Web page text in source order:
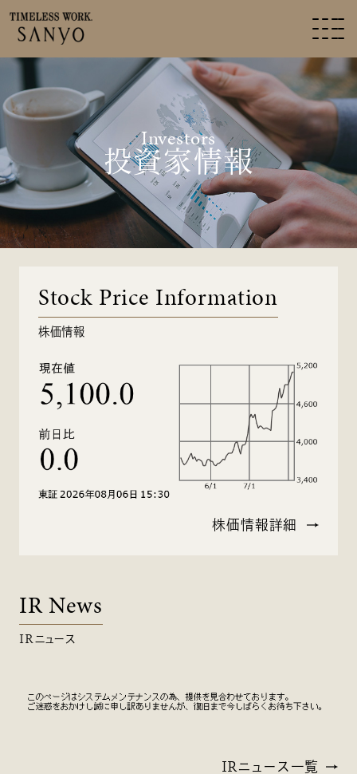
Investors
投資家情報
株価情報
Stock Price Information
株価情報詳細
IRニュース
IR News
IRニュース一覧